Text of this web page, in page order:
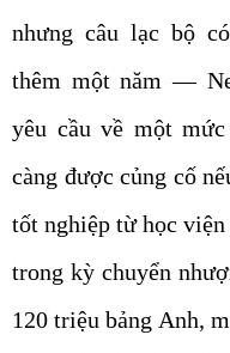
nhưng câu lạc bộ
thêm một năm —
yêu cầu về một
càng được củng cố
tốt nghiệp từ học
trong kỳ chuyển
120 triệu bảng Anh,